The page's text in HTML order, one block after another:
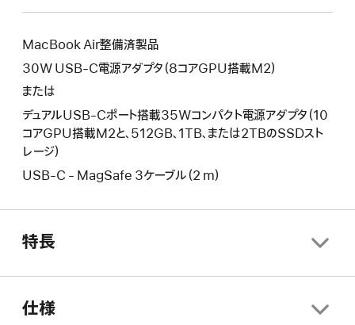
ウ
ド
開
き
す。
ウ
ン
ウ
が
き
ま
い
ウ
ド
ウ
開
ま
MacBook Air整備済製品
30W USB-C電源アダプタ（8コアGPU搭載M2）
または
デュアルUSB-Cポート搭載35Wコンパクト電源アダプタ（10
コアGPU搭載M2と、512GB、1TB、または2TBのSSDスト
レージ）
USB-C - MagSafe 3ケーブル（2 m）
特長
仕様